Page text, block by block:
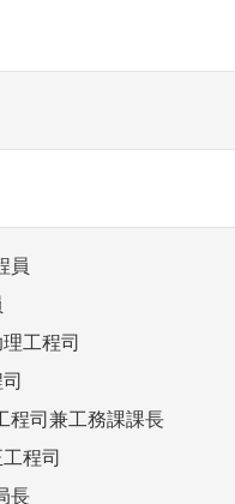
員
工程司
程司兼工務課課長
程司
長